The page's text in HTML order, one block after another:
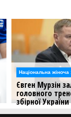
Національна жіноча
Євген Мурзін
головного
збірної України
Фахівець подав